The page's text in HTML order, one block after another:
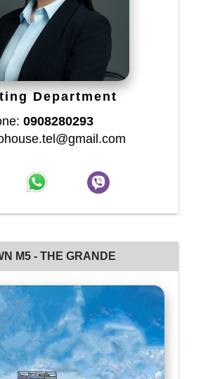
Department
0908280293
M5 - THE GRANDE